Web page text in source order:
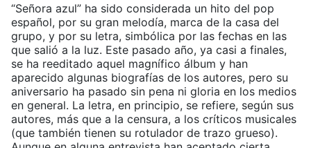
“Señora azul” ha sido considerada un hito del pop
español, por su gran melodía, marca de la casa del
grupo, y por su letra, simbólica por las fechas en las
que salió a la luz. Este pasado año, ya casi a finales,
se ha reeditado aquel magnífico álbum y han
aparecido algunas biografías de los autores, pero su
aniversario ha pasado sin pena ni gloria en los medios
en general. La letra, en principio, se refiere, según sus
autores, más que a la censura, a los críticos musicales
(que también tienen su rotulador de trazo grueso).